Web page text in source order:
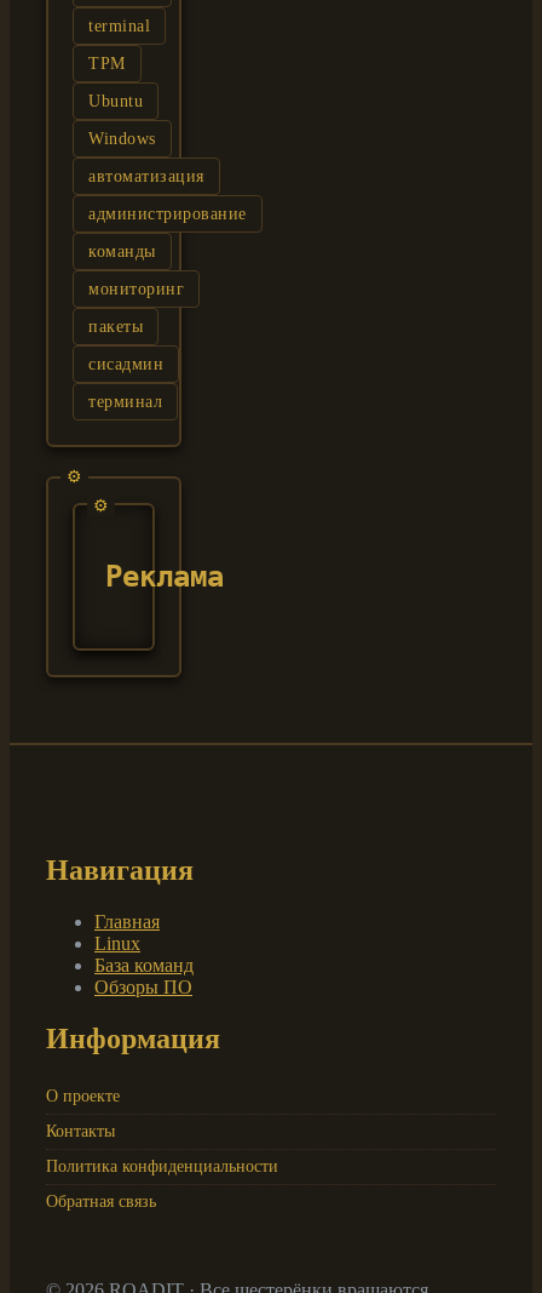
terminal
TPM
Ubuntu
Windows
автоматизация
администрирование
команды
мониторинг
пакеты
сисадмин
терминал
Реклама
Навигация
Главная
Linux
База команд
Обзоры ПО
Информация
О проекте
Контакты
Политика конфиденциальности
Обратная связь